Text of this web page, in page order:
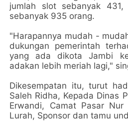
jumlah slot sebanyak
sebanyak 935 orang.
"Harapannya mudah -
dukungan pemerintah
yang ada dikota Jambi
adakan lebih meriah lagi,"
Dikesempatan itu, turut
Saleh Ridha, Kepada Dinas
Erwandi, Camat Pasar
Lurah, Sponsor dan tamu